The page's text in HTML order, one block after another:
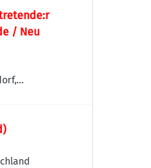
/ Neu